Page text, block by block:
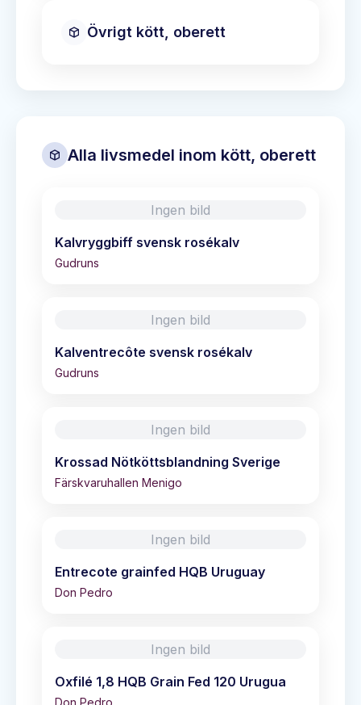
Övrigt kött, oberett
Alla livsmedel inom kött, oberett
Ingen bild
Kalvryggbiff svensk rosékalv
Gudruns
Ingen bild
Kalventrecôte svensk rosékalv
Gudruns
Ingen bild
Krossad Nötköttsblandning Sverige
Färskvaruhallen Menigo
Ingen bild
Entrecote grainfed HQB Uruguay
Don Pedro
Ingen bild
Oxfilé 1,8 HQB Grain Fed 120 Urugua
Don Pedro